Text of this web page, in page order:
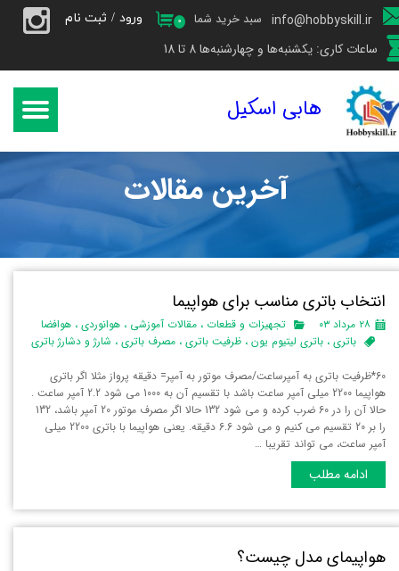
info@hobbyskill.ir
ساعات کاری: یکشنبه‌ها و چهارشنبه‌ها 8 تا 18
۰ سبد خرید شما ورود / ثبت نام
حساب کاربری من
سفارشات
خروج از حساب کاربری
هابی اسکیل
آخرین مقالات
انتخاب باتری مناسب برای هواپیما
۲۸ مرداد ۰۳ تجهیزات و قطعات ، مقالات آموزشی ، هوانوردی ، هوافضا
باتری ، باتری لیتیوم یون ، ظرفیت باتری ، مصرف باتری ، شارژ و دشارژ باتری
60*ظرفیت باتری به آمپرساعت/مصرف موتور به آمپر= دقیقه پرواز مثلا اگر باتری
هواپیما 2200 میلی آمپر ساعت باشد با تقسیم آن به 1000 می شود 2.2 آمپر ساعت .
حالا آن را در 60 ضرب کرده و می شود 132 حالا اگر مصرف موتور 20 آمپر باشد، 132
را بر 20 تقسیم می کنیم و می شود 6.6 دقیقه. یعنی هواپیما با باتری 2200 میلی
آمپر ساعت، می تواند تقریبا …
ادامه مطلب
هواپیمای مدل چیست؟